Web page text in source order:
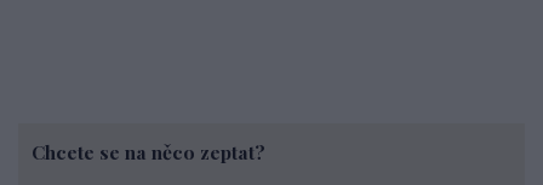
Chcete se na něco zeptat?